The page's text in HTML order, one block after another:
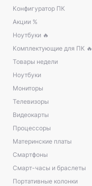
Конфигуратор ПК
Акции %
Ноутбуки 🔥
Комплектующие для ПК 🔥
Товары недели
Ноутбуки
Мониторы
Телевизоры
Видеокарты
Процессоры
Материнские платы
Смартфоны
Смарт-часы и браслеты
Портативные колонки